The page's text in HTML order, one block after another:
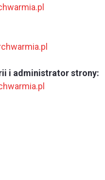
i administrator strony: